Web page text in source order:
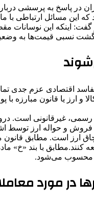
در پاسخ به پرسشی
گفت: اینکه این
نسبی قیمت‌ها به
مفاسد اقتصادی عزم
کالا و ارز یا قانون
غیرقانونی است.
و حواله ارز توسط
ارز است.‌ مطابق قانون
محسوب می‌شود.
در مورد